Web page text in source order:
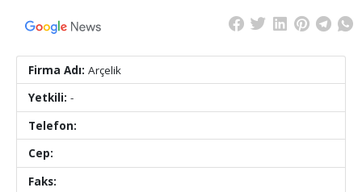
Firma Adı: Arçelik
Yetkili: -
Telefon:
Cep:
Faks: